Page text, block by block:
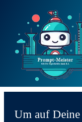
Um auf